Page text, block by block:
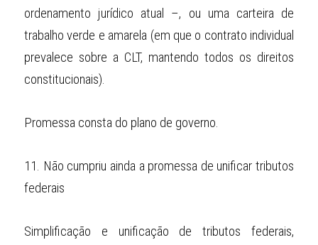
ordenamento jurídico atual –, ou uma carteira de
trabalho verde e amarela (em que o contrato individual
prevalece sobre a CLT, mantendo todos os direitos
constitucionais).
Promessa consta do plano de governo.
11. Não cumpriu ainda a promessa de unificar tributos
federais
Simplificação e unificação de tributos federais,